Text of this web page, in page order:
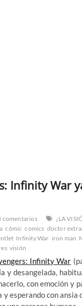
Infinity War
comentarios ¡LA
cómic comics doctor
Infinity War iron man
visión
Infinity War
y desangelada,
con emoción y
esperando con